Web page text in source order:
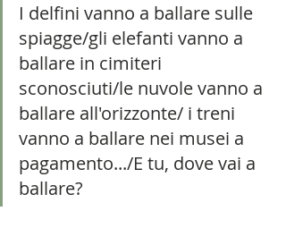
I delfini vanno a ballare sulle
spiagge/gli elefanti vanno a
ballare in cimiteri
sconosciuti/le nuvole vanno a
ballare all'orizzonte/ i treni
vanno a ballare nei musei a
pagamento.../E tu, dove vai a
ballare?